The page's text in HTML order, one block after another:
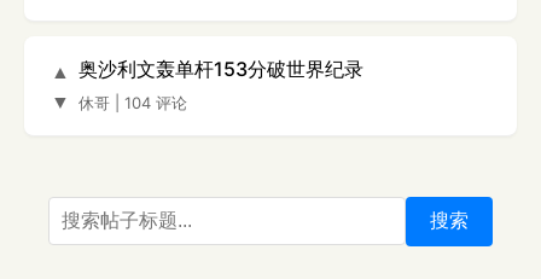
▲
▼
奥沙利文轰单杆153分破世界纪录
休哥 104 评论
搜索